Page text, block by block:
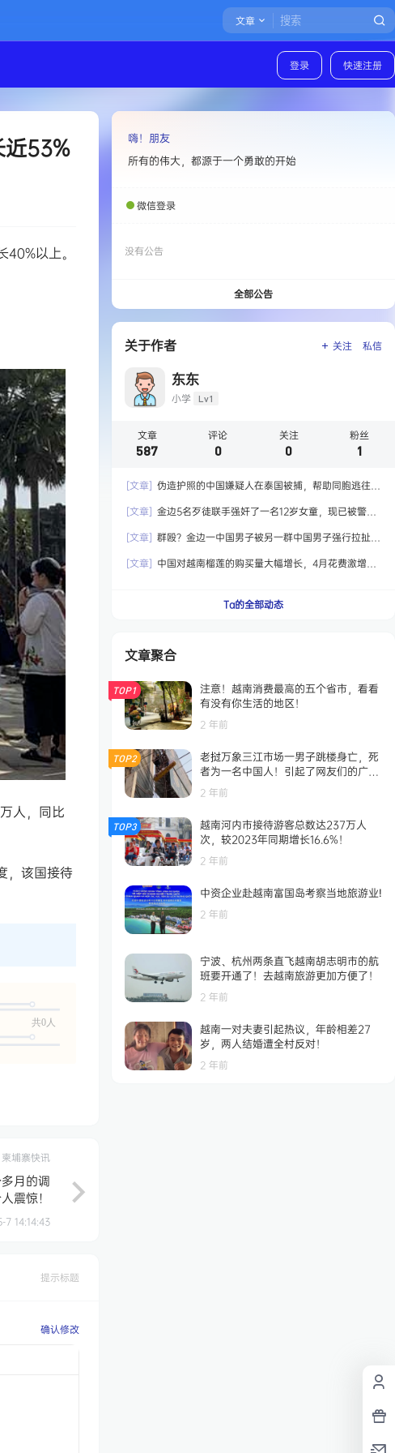
文章
登录 快速注册
53%
以上。
人，同比
，该国接待
共0人
柬埔寨快讯
月的调
震惊！
7 14:14:43
提示标题
确认修改
嗨！朋友
所有的伟大，都源于一个勇敢的开始
微信登录
没有公告
全部公告
关于作者 关注 私信
东东
小学 Lv1
文章
587
评论
0
关注
0
粉丝
1
[文章] 伪造护照的中国嫌疑人在泰国被捕，帮助同胞逃往国
[文章] 金边5名歹徒联手强奸了一名12岁女童，现已被警方
[文章] 群殴？金边一中国男子被另一群中国男子强行拉扯，
[文章] 中国对越南榴莲的购买量大幅增长，4月花费激增6.5
Ta的全部动态
文章聚合
TOP1
注意！越南消费最高的五个省市，看看
有没有你生活的地区！
2 年前
TOP2
老挝万象三江市场一男子跳楼身亡，死
者为一名中国人！引起了网友们的广泛
关注！
2 年前
TOP3
越南河内市接待游客总数达237万人
次，较2023年同期增长16.6%！
2 年前
中资企业赴越南富国岛考察当地旅游业!
2 年前
宁波、杭州两条直飞越南胡志明市的航
班要开通了！去越南旅游更加方便了！
2 年前
越南一对夫妻引起热议，年龄相差27
岁，两人结婚遭全村反对！
2 年前